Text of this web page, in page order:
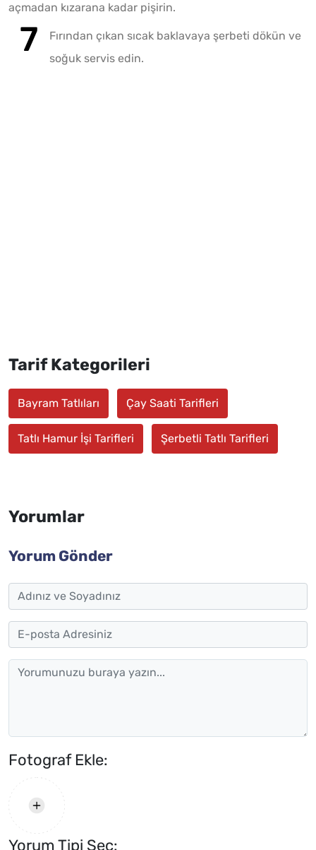
açmadan kızarana kadar pişirin.
Fırından çıkan sıcak baklavaya şerbeti dökün ve
soğuk servis edin.
Tarif Kategorileri
Bayram Tatlıları Çay Saati Tarifleri
Tatlı Hamur İşi Tarifleri Şerbetli Tatlı Tarifleri
Yorumlar
Yorum Gönder
Fotograf Ekle:
Yorum Tipi Seç: